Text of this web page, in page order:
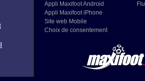
Appli Maxifoot Android
Appli Maxifoot iPhone
Site web Mobile
Choix de consentement